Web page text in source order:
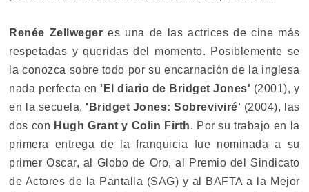
Renée Zellweger es una de las actrices de cine más
respetadas y queridas del momento. Posiblemente se
la conozca sobre todo por su encarnación de la inglesa
nada perfecta en 'El diario de Bridget Jones' (2001), y
en la secuela, 'Bridget Jones: Sobreviviré' (2004), las
dos con Hugh Grant y Colin Firth. Por su trabajo en la
primera entrega de la franquicia fue nominada a su
primer Oscar, al Globo de Oro, al Premio del Sindicato
de Actores de la Pantalla (SAG) y al BAFTA a la Mejor